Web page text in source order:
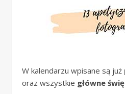
W kalendarzu wpisane są już
oraz wszystkie główne